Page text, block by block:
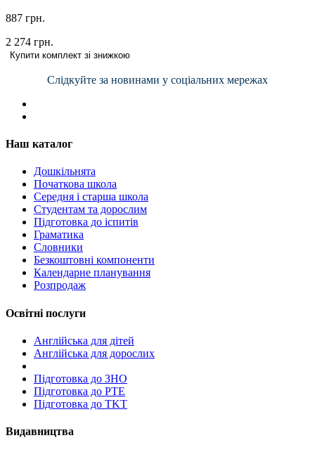
887 грн.
2 274 грн.
Купити комплект зі знижкою
Слідкуйте за новинами у соціальних мережах
Наш каталог
Дошкільнята
Початкова школа
Середня і старша школа
Студентам та дорослим
Підготовка до іспитів
Граматика
Словники
Безкоштовні компоненти
Календарне планування
Розпродаж
Освітні послуги
Англійська для дітей
Англійська для дорослих
Пiдготовка до ЗНО
Підготовка до PTE
Підготовка до TKT
Видавництва